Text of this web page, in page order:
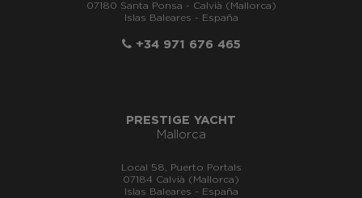
07180 Santa Ponsa - Calvià (Mallorca)
Islas Baleares - España
+34 971 676 465
PRESTIGE YACHT
Mallorca
Local 58, Puerto Portals
07184 Calvià (Mallorca)
Islas Baleares - España